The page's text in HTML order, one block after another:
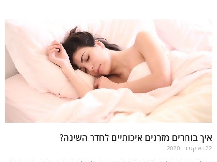
בוחרים מזרנים איכותיים לחדר השינה?